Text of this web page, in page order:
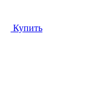
Купить